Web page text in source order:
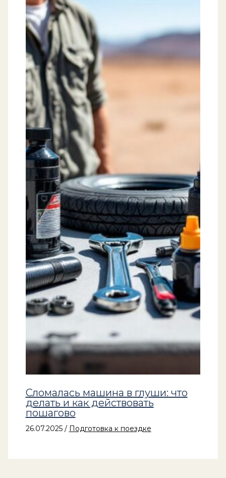
Сломалась машина в глуши: что
делать и как действовать
пошагово
26.07.2025 / Подготовка к поездке